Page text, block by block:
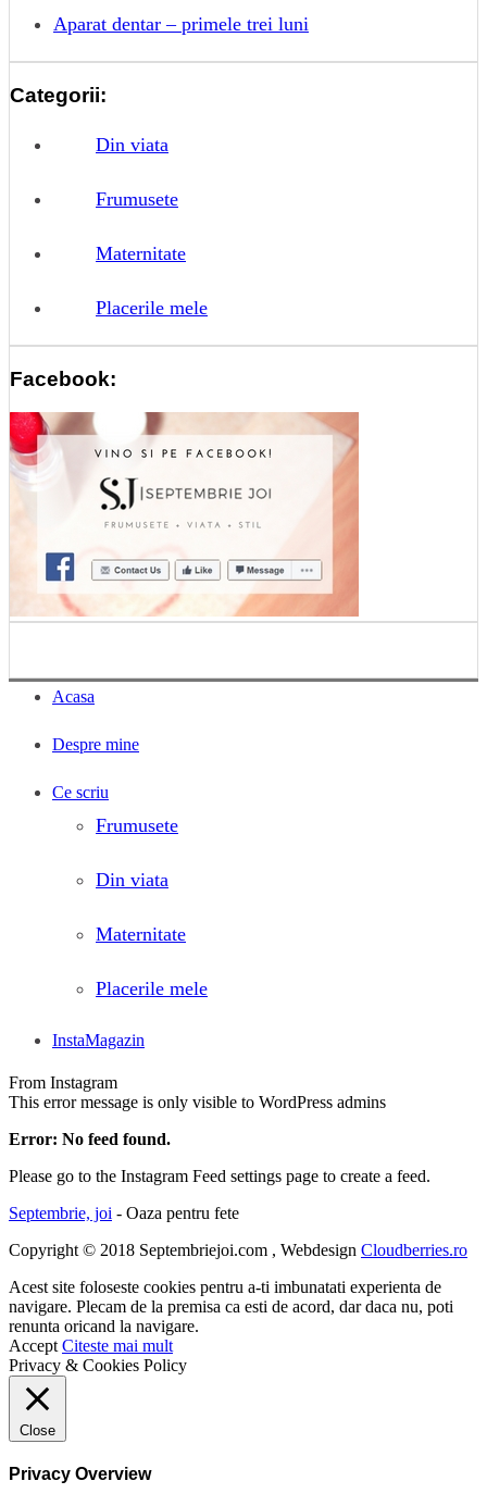
Aparat dentar – primele trei luni
Categorii:
Din viata
Frumusete
Maternitate
Placerile mele
Facebook:
Acasa
Despre mine
Ce scriu
Frumusete
Din viata
Maternitate
Placerile mele
InstaMagazin
From Instagram
This error message is only visible to WordPress admins
Error: No feed found.
Please go to the Instagram Feed settings page to create a feed.
Septembrie, joi - Oaza pentru fete
Copyright © 2018 Septembriejoi.com , Webdesign Cloudberries.ro
Acest site foloseste cookies pentru a-ti imbunatati experienta de
navigare. Plecam de la premisa ca esti de acord, dar daca nu, poti
renunta oricand la navigare.
Accept Citeste mai mult
Privacy & Cookies Policy
Close
Privacy Overview